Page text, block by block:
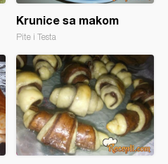
Krunice sa makom
Pite i Testa